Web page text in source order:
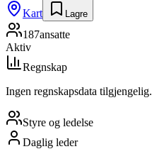
Kart
Lagre
187ansatte
Aktiv
Regnskap
Ingen regnskapsdata tilgjengelig.
Styre og ledelse
Daglig leder